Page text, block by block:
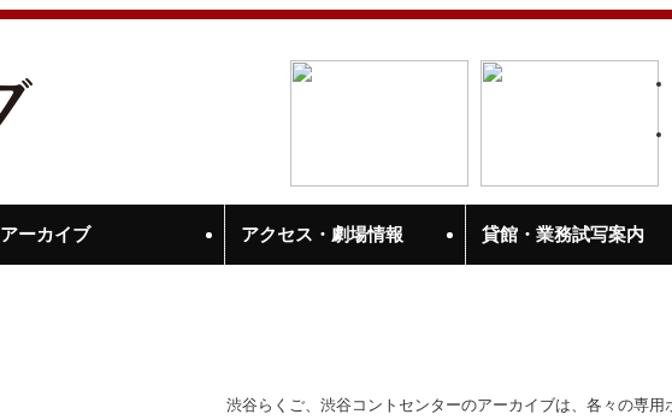
アーカイブ アクセス・劇場情報 貸館・業務試写案内
渋谷らくご、渋谷コントセンターのアーカイブは、各々の専用